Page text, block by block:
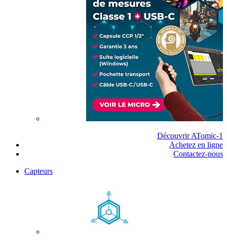
Découvrir ATomic-1
Achetez en ligne
Contactez-nous
Capteurs